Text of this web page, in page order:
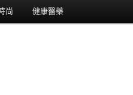
尚 健康醫藥